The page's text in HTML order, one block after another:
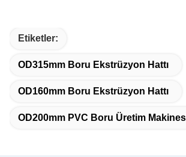
Etiketler:
OD315mm Boru Ekstrüzyon Hattı
OD160mm Boru Ekstrüzyon Hattı
OD200mm PVC Boru Üretim